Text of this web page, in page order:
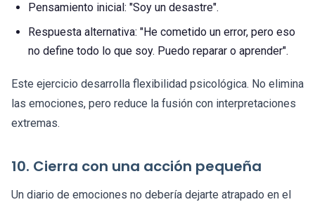
Pensamiento inicial: "Soy un desastre".
Respuesta alternativa: "He cometido un error, pero eso
no define todo lo que soy. Puedo reparar o aprender".
Este ejercicio desarrolla flexibilidad psicológica. No elimina
las emociones, pero reduce la fusión con interpretaciones
extremas.
10. Cierra con una acción pequeña
Un diario de emociones no debería dejarte atrapado en el